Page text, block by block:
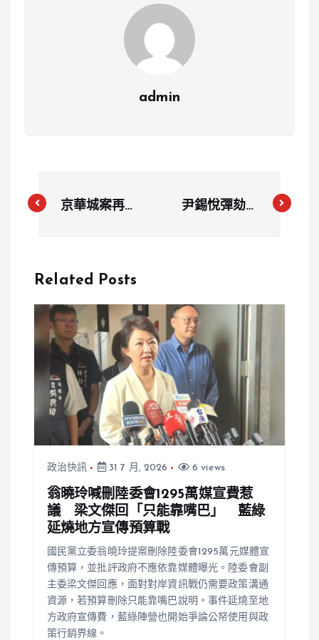
admin
京華城案再曝
漏洞 允許建
約
尹錫悅彈劾案
Related Posts
政治快訊 31 7 月, 2026 6 views
翁曉玲喊刪陸委會1295萬媒宣費惹
議 梁文傑回「只能靠嘴巴」 藍綠
延燒地方宣傳預算戰
國民黨立委翁曉玲提案刪除陸委會1295萬元媒體宣
傳預算，並批評政府不應依靠媒體曝光。陸委會副
主委梁文傑回應，面對對岸資訊戰仍需要政策溝通
資源，若預算刪除只能靠嘴巴說明。事件延燒至地
方政府宣傳費，藍綠陣營也開始爭論公帑使用與政
策行銷界線。